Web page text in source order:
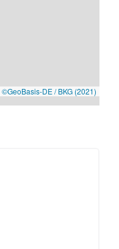
©GeoBasis-DE / BKG (2021)